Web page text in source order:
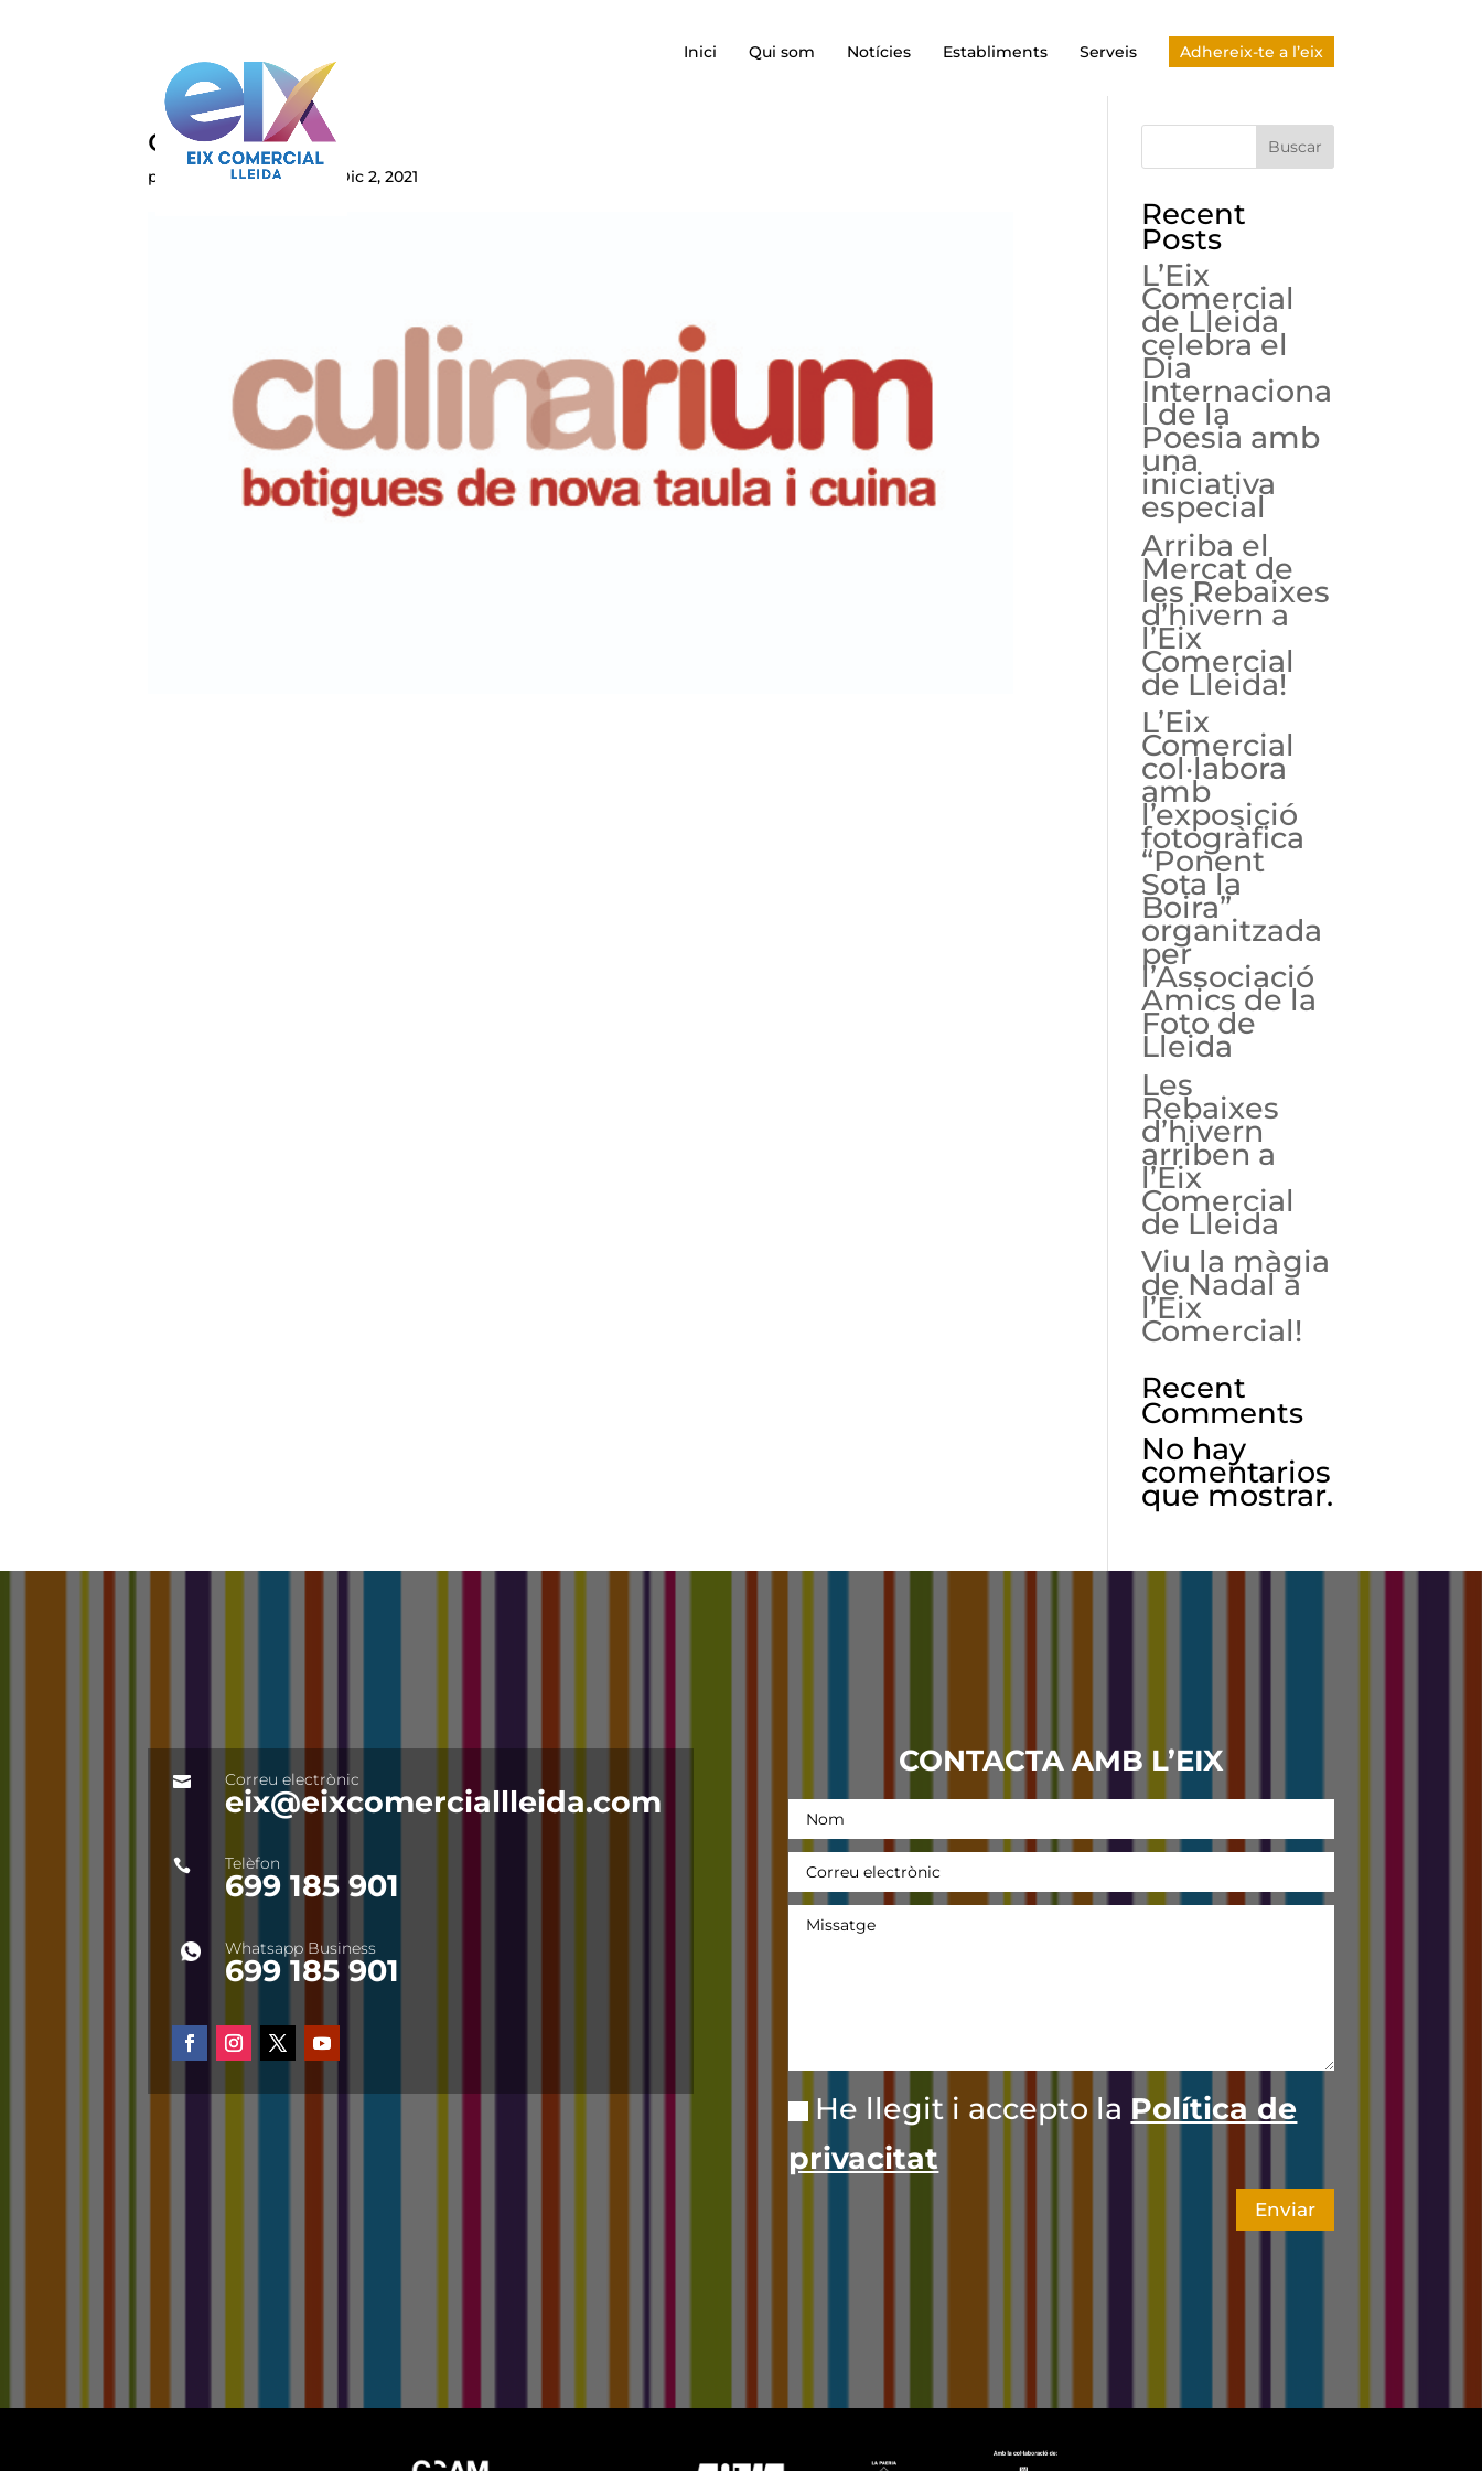
Inici Qui som Notícies Establiments Serveis Adhereix-te a l’eix
culinarium
por eixcomerciallleida Dic 2, 2021
Buscar
Recent
Posts
L’Eix
Comercial
de Lleida
celebra el
Dia
Internaciona
l de la
Poesia amb
una
iniciativa
especial
Arriba el
Mercat de
les Rebaixes
d’hivern a
l’Eix
Comercial
de Lleida!
L’Eix
Comercial
col·labora
amb
l’exposició
fotogràfica
“Ponent
Sota la
Boira”
organitzada
per
l’Associació
Amics de la
Foto de
Lleida
Les
Rebaixes
d’hivern
arriben a
l’Eix
Comercial
de Lleida
Viu la màgia
de Nadal a
l’Eix
Comercial!
Recent
Comments
No hay
comentarios
que mostrar.
 Correu electrònic
eix@eixcomerciallleida.com
 Telèfon
699 185 901
Whatsapp Business
699 185 901
CONTACTA AMB L’EIX
He llegit i accepto la Política de
privacitat
Enviar